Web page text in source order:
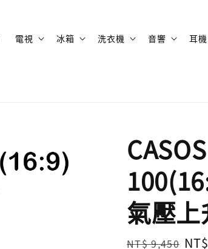
電視 冰箱 洗衣機 音響 耳機
氣壓
Regular
NT$ 9,450 Sale